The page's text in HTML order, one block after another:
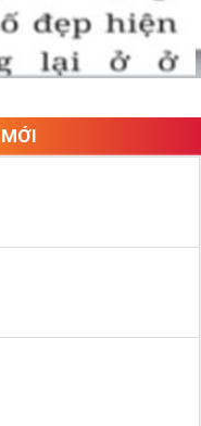
Tứ Quý 2 là bạn vào
Sim giảm giá
“ ở ngay đầu
lý giảm giá vì một số lý
Quý 2 có cũng thể tham
Sim Tứ Quý Giữa